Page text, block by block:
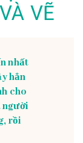
VẼ
nhất
hẳn
cho
người
rồi